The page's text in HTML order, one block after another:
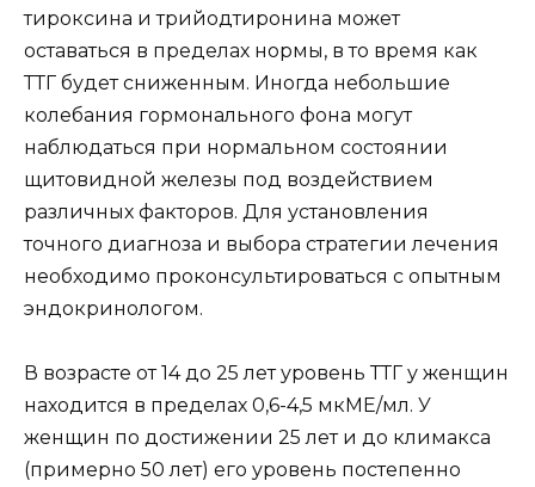
тироксина и трийодтиронина может
оставаться в пределах нормы, в то время как
ТТГ будет сниженным. Иногда небольшие
колебания гормонального фона могут
наблюдаться при нормальном состоянии
щитовидной железы под воздействием
различных факторов. Для установления
точного диагноза и выбора стратегии лечения
необходимо проконсультироваться с опытным
эндокринологом.
В возрасте от 14 до 25 лет уровень ТТГ у женщин
находится в пределах 0,6-4,5 мкМЕ/мл. У
женщин по достижении 25 лет и до климакса
(примерно 50 лет) его уровень постепенно